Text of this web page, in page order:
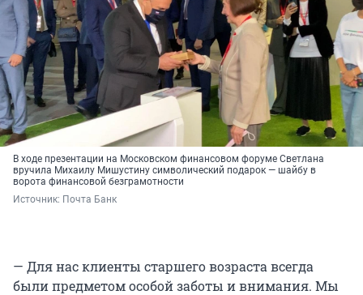
В ходе презентации на Московском финансовом форуме Светлана
вручила Михаилу Мишустину символический подарок — шайбу в
ворота финансовой безграмотности
Источник: Почта Банк
— Для нас клиенты старшего возраста всегда
были предметом особой заботы и внимания. Мы